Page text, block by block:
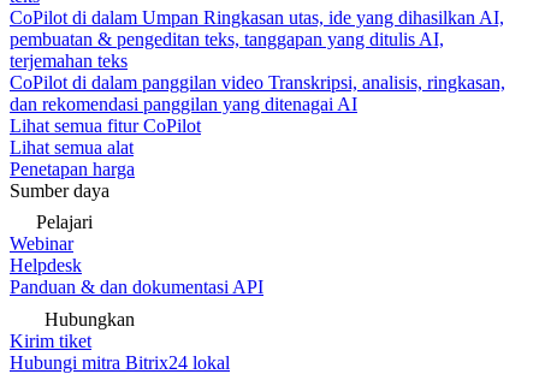
CoPilot di dalam Umpan Ringkasan utas, ide yang dihasilkan AI,
pembuatan & pengeditan teks, tanggapan yang ditulis AI,
terjemahan teks
CoPilot di dalam panggilan video Transkripsi, analisis, ringkasan,
dan rekomendasi panggilan yang ditenagai AI
Lihat semua fitur CoPilot
Lihat semua alat
Penetapan harga
Sumber daya
Pelajari
Webinar
Helpdesk
Panduan & dan dokumentasi API
Hubungkan
Kirim tiket
Hubungi mitra Bitrix24 lokal